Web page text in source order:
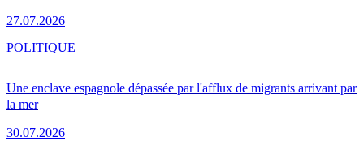
27.07.2026
Une enclave espagnole dépassée par l'afflux de migrants arrivant par
la mer
30.07.2026
POLITIQUE